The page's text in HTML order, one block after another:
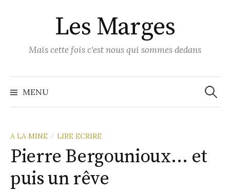
Les Marges
Mais cette fois c'est nous qui sommes dedans
MENU
A LA MINE / LIRE ECRIRE
Pierre Bergounioux… et
puis un rêve